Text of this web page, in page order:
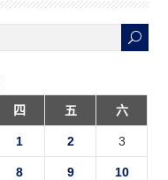
四 五 六
1 2 3
8 9 10